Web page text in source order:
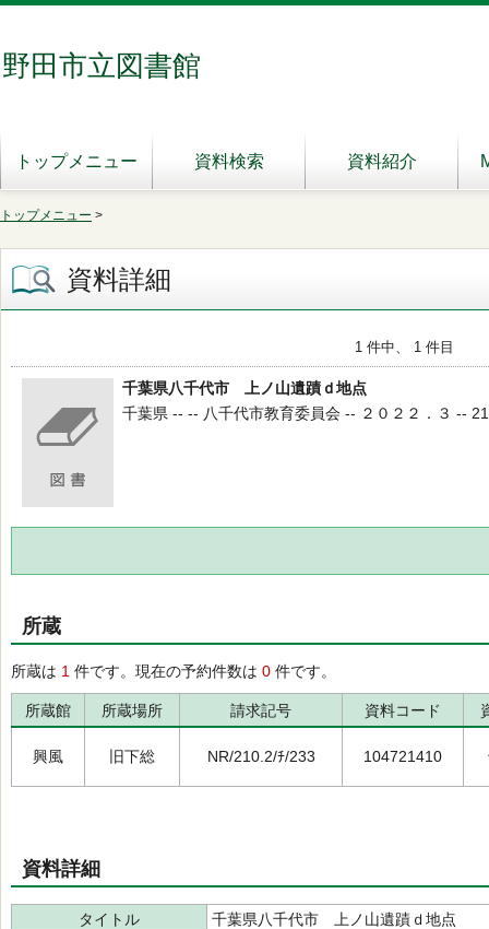
野田市立図書館
トップメニュー 資料検索 資料紹介
トップメニュー >
資料詳細
1 件中、 1 件目
千葉県八千代市 上ノ山遺蹟ｄ地点
千葉県 -- -- 八千代市教育委員会 -- ２０２２．３ --
所蔵
所蔵は 1 件です。現在の予約件数は 0 件です。
所蔵館 所蔵場所 請求記号 資料コード
興風 旧下総 NR/210.2/ﾁ/233 104721410
資料詳細
タイトル
千葉県八千代市 上ノ山遺蹟ｄ地点